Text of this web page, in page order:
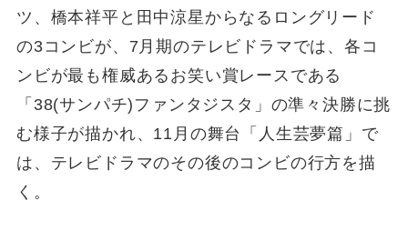
ツ、橋本祥平と田中涼星からなるロングリード
の3コンビが、7月期のテレビドラマでは、各コ
ンビが最も権威あるお笑い賞レースである
「38(サンパチ)ファンタジスタ」の準々決勝に挑
む様子が描かれ、11月の舞台「人生芸夢篇」で
は、テレビドラマのその後のコンビの行方を描
く。